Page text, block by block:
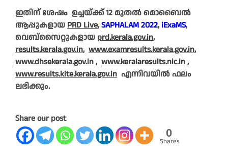
ഇതിന്‌ ശേഷം ഉച്ചയ്ക്ക് 12 മുതൽ മൊബൈൽ
ആപ്പുകളായPRD Live,SAPHALAM 2022, iExaMS,
വെബ്‌സൈറ്റുകളായ prd.kerala.gov.in,
results.kerala.gov.in, www.examresults.kerala.gov.in,
www.dhsekerala.gov.in, www.keralaresults.nic.in,
www.results.kite.kerala.gov.in എന്നിവയിൽ ഫലം
ലഭിക്കും.
Share our post
0
Shares